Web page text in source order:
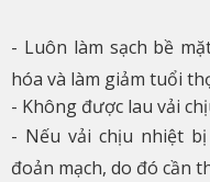
- Luôn làm sạch bề
hóa và làm giảm tuổi
- Không được lau vải
- Nếu vải chịu nhiệt
đoản mạch, do đó cần